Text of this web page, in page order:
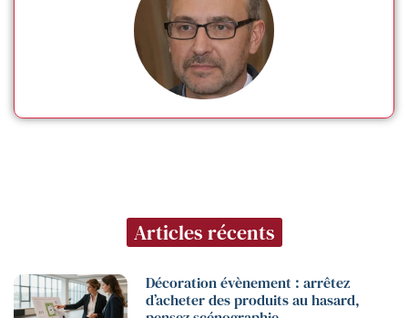
Articles récents
Décoration évènement : arrêtez
d’acheter des produits au hasard,